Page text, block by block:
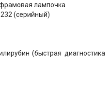
лампочка
(серийный)
(быстрая диагностика